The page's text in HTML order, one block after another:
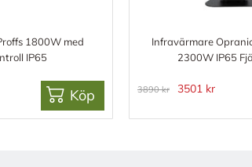
1800W med
IP65
Köp
Infravärmare
2300W IP65
3890 kr 3501 kr